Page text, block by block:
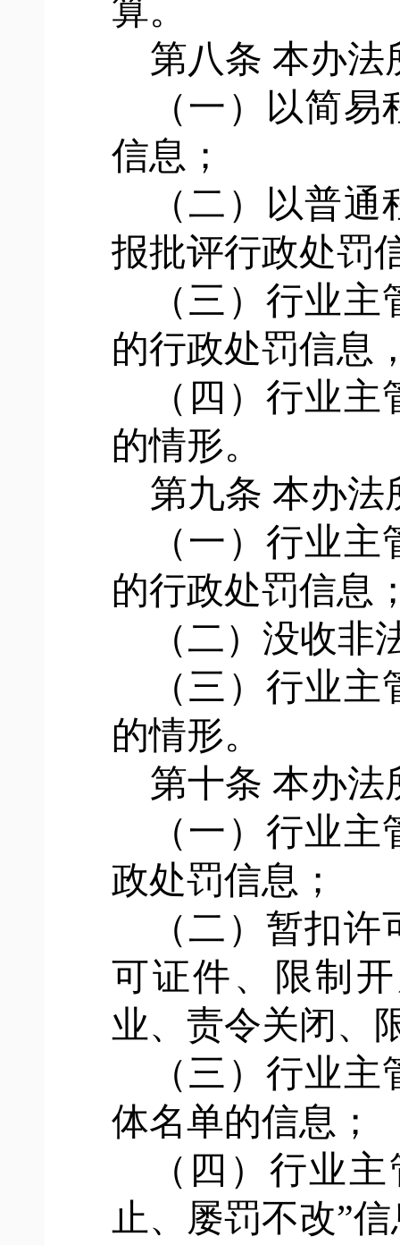
算。
第八条 本办法
（一）以简
信息；
（二）以普
报批评行政处罚
（三）行业
的行政处罚信息
（四）行业
的情形。
第九条 本办法
（一）行业
的行政处罚信息
（二）没收
（三）行业
的情形。
第十条 本办法
（一）行业
政处罚信息；
（二）暂扣
可证件、限制
业、责令关闭、
（三）行业
体名单的信息；
（四）行业
止、屡罚不改”